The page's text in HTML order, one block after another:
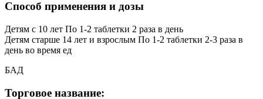
Способ применения и дозы
Детям с 10 лет По 1-2 таблетки 2 раза в день
Детям старше 14 лет и взрослым По 1-2 таблетки 2-3 раза в
день во время ед
БАД
Торговое название: